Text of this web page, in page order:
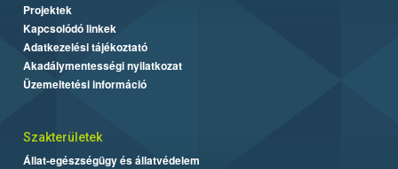
Projektek
Kapcsolódó linkek
Adatkezelési tájékoztató
Akadálymentességi nyilatkozat
Üzemeltetési információ
Szakterületek
Állat-egészségügy és állatvédelem